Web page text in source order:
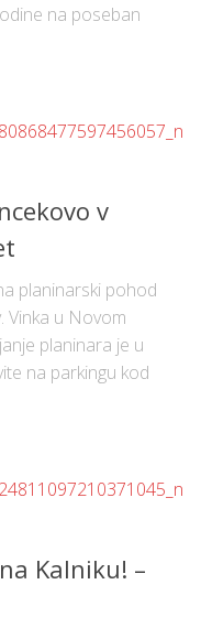
godine na poseban
v
planinarski pohod
Vinka u Novom
planinara je u
na parkingu kod
Kalniku! –